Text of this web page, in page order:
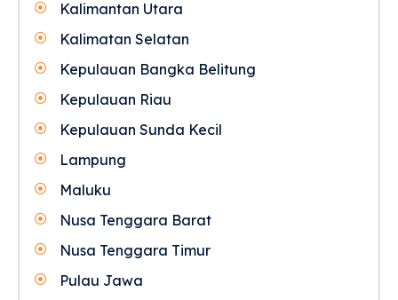
Kalimantan Utara
Kalimatan Selatan
Kepulauan Bangka Belitung
Kepulauan Riau
Kepulauan Sunda Kecil
Lampung
Maluku
Nusa Tenggara Barat
Nusa Tenggara Timur
Pulau Jawa